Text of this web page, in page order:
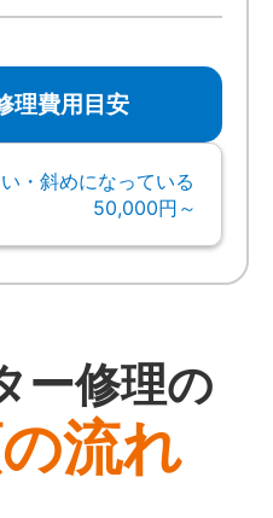
理費用目安
・斜めになっている
50,000円～
ー修理の
流れ